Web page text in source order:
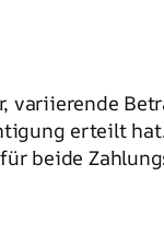
variierende
erteilt
beide